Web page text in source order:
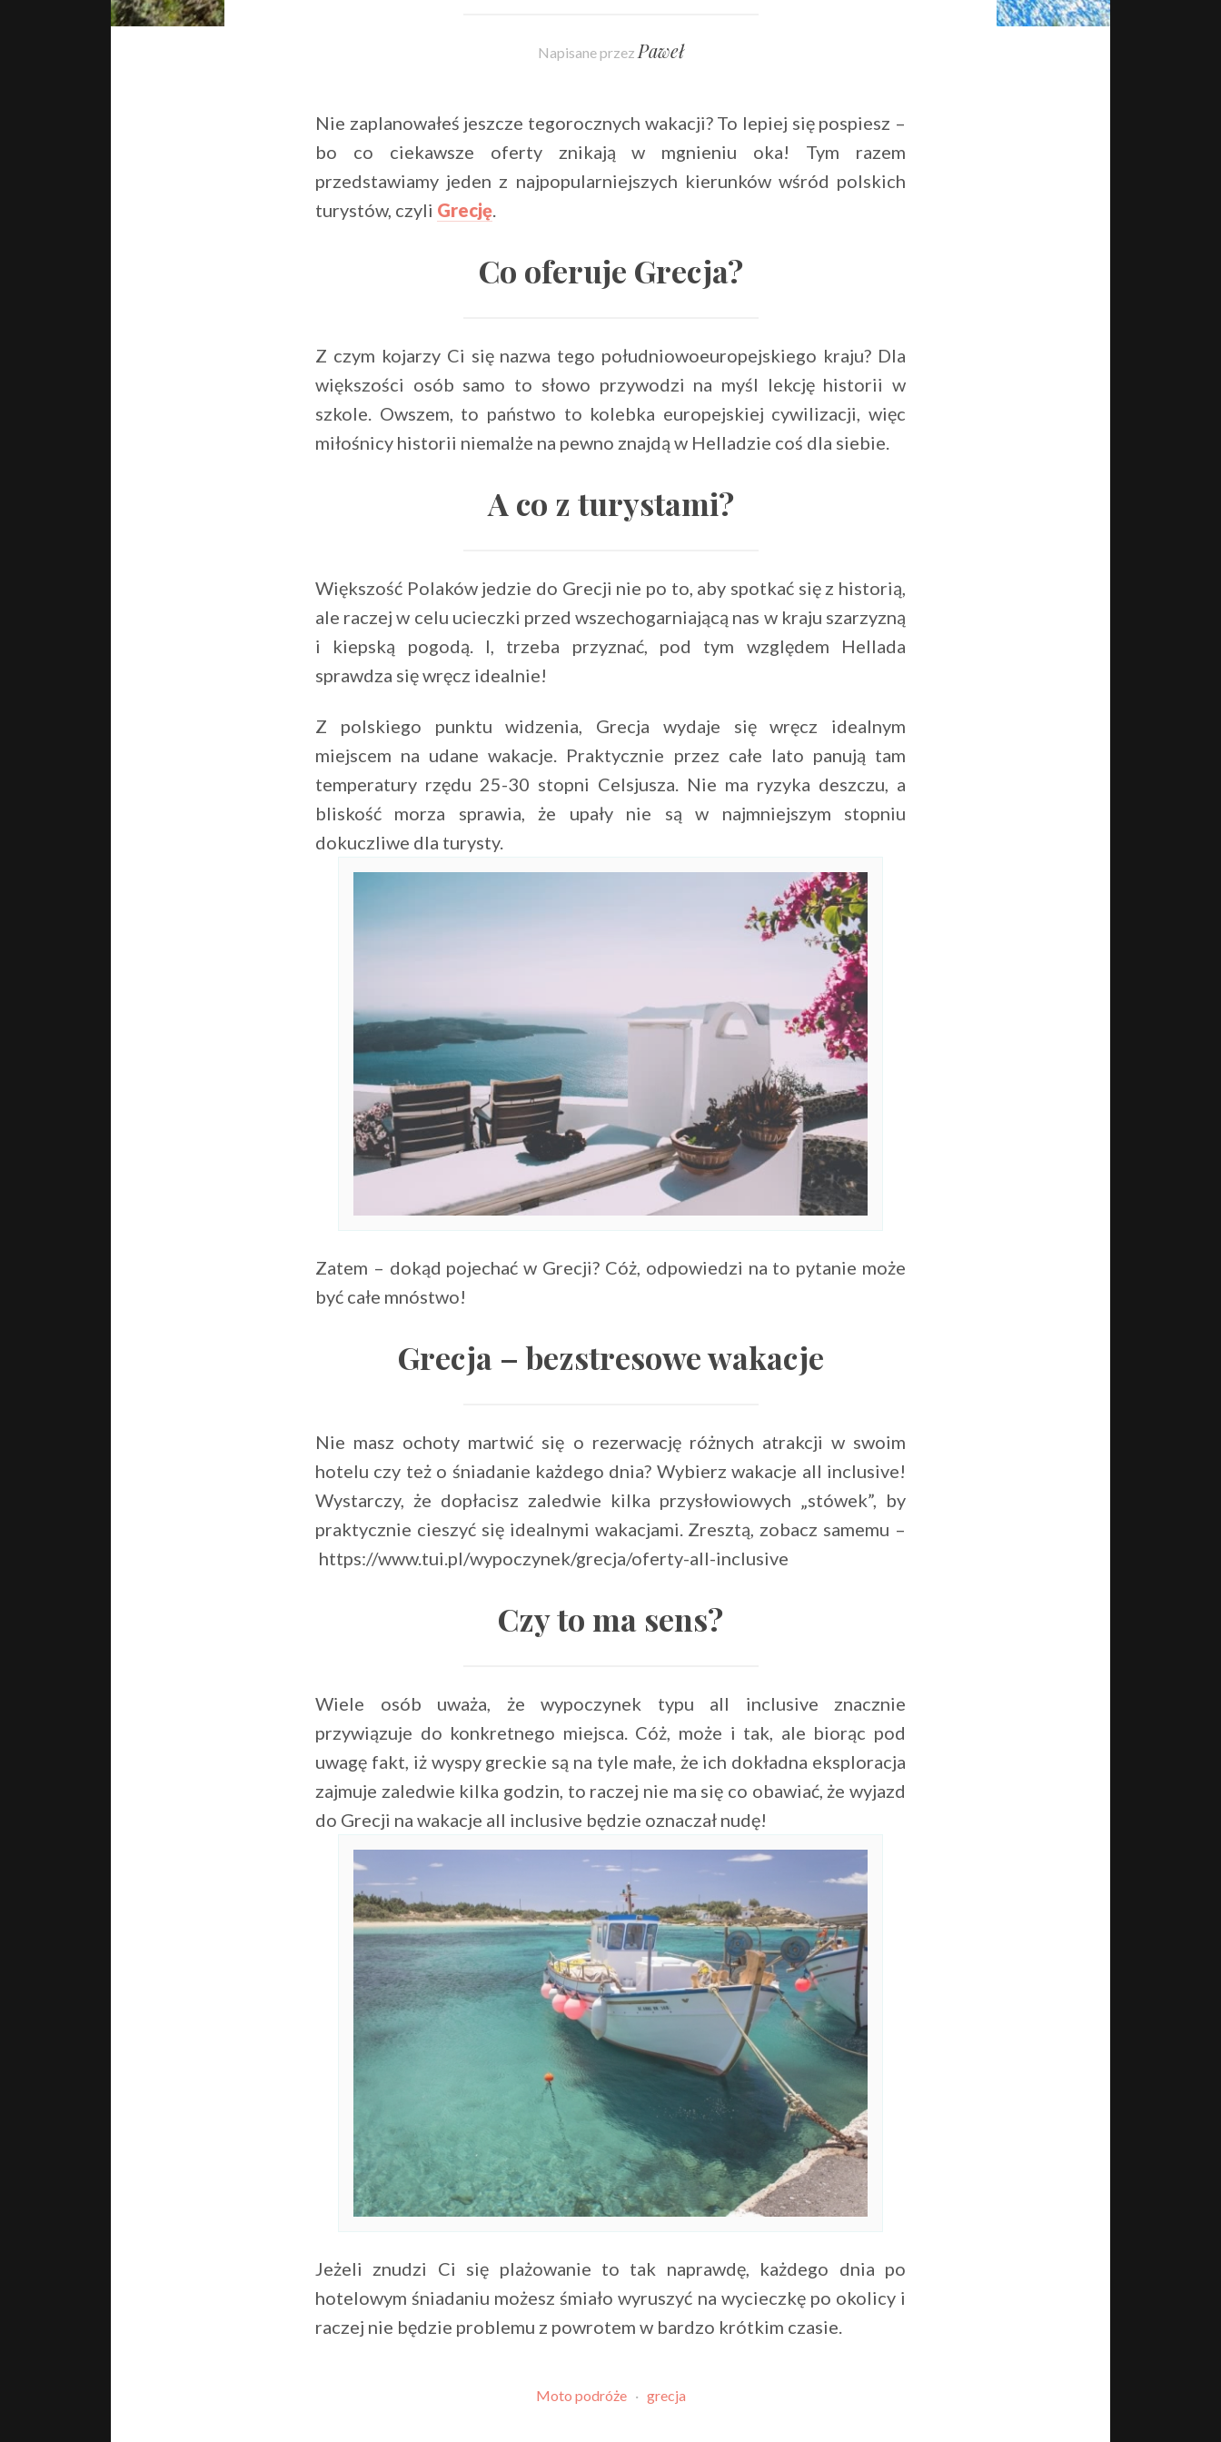
Napisane przezPaweł
Nie zaplanowałeś jeszcze tegorocznych wakacji? To lepiej się pospiesz –
bo co ciekawsze oferty znikają w mgnieniu oka! Tym razem
przedstawiamy jeden z najpopularniejszych kierunków wśród polskich
turystów, czyli Grecję.
Co oferuje Grecja?
Z czym kojarzy Ci się nazwa tego południowoeuropejskiego kraju? Dla
większości osób samo to słowo przywodzi na myśl lekcję historii w
szkole. Owszem, to państwo to kolebka europejskiej cywilizacji, więc
miłośnicy historii niemalże na pewno znajdą w Helladzie coś dla siebie.
A co z turystami?
Większość Polaków jedzie do Grecji nie po to, aby spotkać się z historią,
ale raczej w celu ucieczki przed wszechogarniającą nas w kraju szarzyzną
i kiepską pogodą. I, trzeba przyznać, pod tym względem Hellada
sprawdza się wręcz idealnie!
Z polskiego punktu widzenia, Grecja wydaje się wręcz idealnym
miejscem na udane wakacje. Praktycznie przez całe lato panują tam
temperatury rzędu 25-30 stopni Celsjusza. Nie ma ryzyka deszczu, a
bliskość morza sprawia, że upały nie są w najmniejszym stopniu
dokuczliwe dla turysty.
Zatem – dokąd pojechać w Grecji? Cóż, odpowiedzi na to pytanie może
być całe mnóstwo!
Grecja – bezstresowe wakacje
Nie masz ochoty martwić się o rezerwację różnych atrakcji w swoim
hotelu czy też o śniadanie każdego dnia? Wybierz wakacje all inclusive!
Wystarczy, że dopłacisz zaledwie kilka przysłowiowych „stówek”, by
praktycznie cieszyć się idealnymi wakacjami. Zresztą, zobacz samemu –
https://www.tui.pl/wypoczynek/grecja/oferty-all-inclusive
Czy to ma sens?
Wiele osób uważa, że wypoczynek typu all inclusive znacznie
przywiązuje do konkretnego miejsca. Cóż, może i tak, ale biorąc pod
uwagę fakt, iż wyspy greckie są na tyle małe, że ich dokładna eksploracja
zajmuje zaledwie kilka godzin, to raczej nie ma się co obawiać, że wyjazd
do Grecji na wakacje all inclusive będzie oznaczał nudę!
Jeżeli znudzi Ci się plażowanie to tak naprawdę, każdego dnia po
hotelowym śniadaniu możesz śmiało wyruszyć na wycieczkę po okolicy i
raczej nie będzie problemu z powrotem w bardzo krótkim czasie.
Moto podróże · grecja